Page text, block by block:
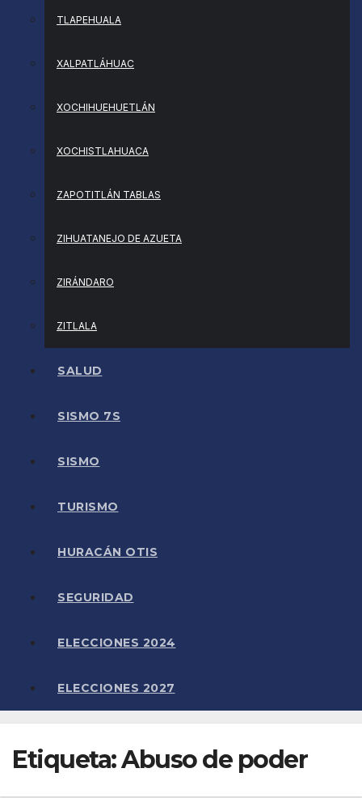
TLAPEHUALA
XALPATLÁHUAC
XOCHIHUEHUETLÁN
XOCHISTLAHUACA
ZAPOTITLÁN TABLAS
ZIHUATANEJO DE AZUETA
ZIRÁNDARO
ZITLALA
SALUD
SISMO 7S
SISMO
TURISMO
HURACÁN OTIS
SEGURIDAD
ELECCIONES 2024
ELECCIONES 2027
Etiqueta:Abuso de poder